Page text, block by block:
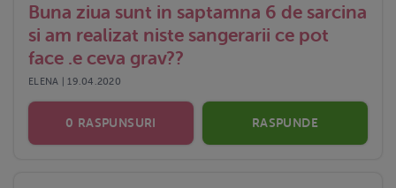
Buna ziua sunt in saptamna 6 de sarcina
si am realizat niste sangerarii ce pot
face .e ceva grav??
ELENA | 19.04.2020
0 RASPUNSURI RASPUNDE